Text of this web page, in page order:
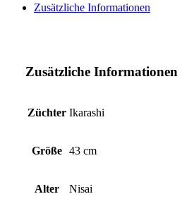
Zusätzliche Informationen
Zusätzliche Informationen
Züchter Ikarashi
Größe 43 cm
Alter Nisai